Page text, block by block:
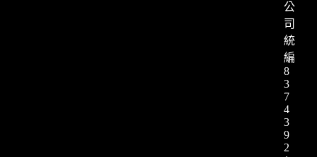
公
司
統
編
8
3
7
4
3
9
2